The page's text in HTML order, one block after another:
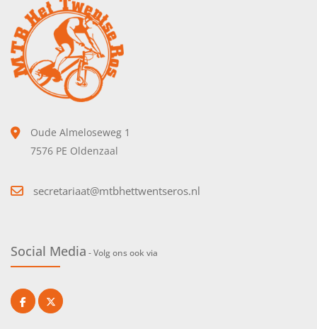
Oude Almeloseweg 1
7576 PE Oldenzaal
secretariaat@mtbhettwentseros.nl
Social Media - Volg ons ook via